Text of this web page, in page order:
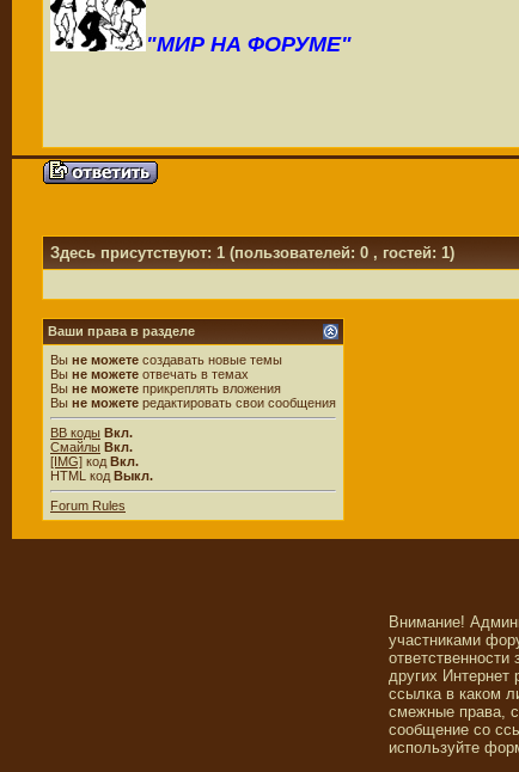
"МИР НА ФОРУМЕ"
Здесь присутствуют: 1 (пользователей: 0 , гостей: 1)
Ваши права в разделе
Вы не можете создавать новые темы
Вы не можете отвечать в темах
Вы не можете прикреплять вложения
Вы не можете редактировать свои сообщения
BB коды Вкл.
Смайлы Вкл.
[IMG] код Вкл.
HTML код Выкл.
Forum Rules
Внимание!
участниками
других
ссылка в каком
смежные права,
сообщение со
используйте